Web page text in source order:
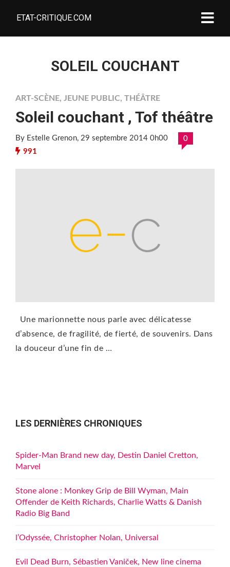
ETAT-CRITIQUE.COM
SOLEIL COUCHANT
ART-SCÈNE, JEUNE PUBLIC, THÉÂTRE
Soleil couchant , Tof théâtre
By Estelle Grenon, 29 septembre 2014 0h00
0
991
Une marionnette nous parle avec délicatesse
d’absence, de fragilité, de fierté, de souvenirs. Dans
la douceur d’une fin de …
LES DERNIÈRES CHRONIQUES
Spider-Man Brand new day, Destin Daniel Cretton,
Marvel
Stone alone : Monkey Grip de Bill Wyman, Main
Offender de Keith Richards, Charlie Watts & Danish
Radio Big Band
l’Odyssée, Christopher Nolan, Universal
Evil Dead Burn, Sébastien Vaniček, New line cinema